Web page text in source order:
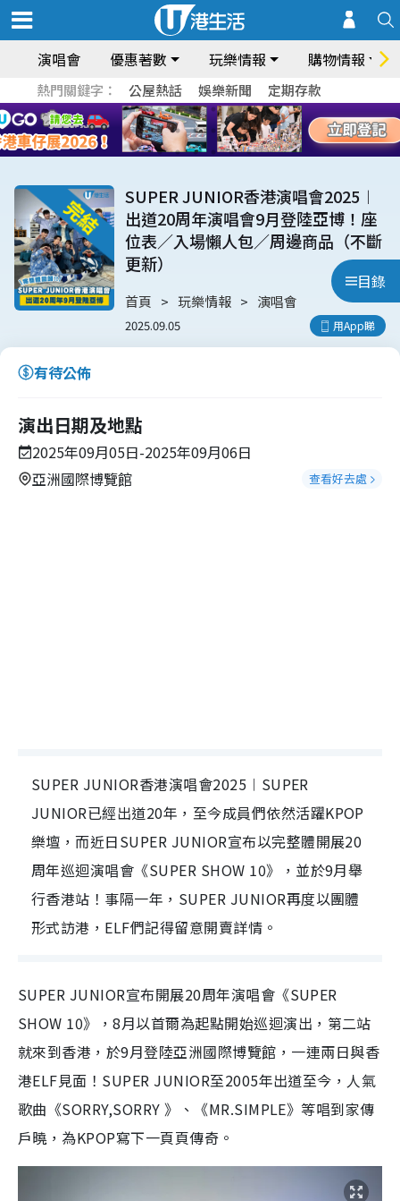
演唱會 優惠著數 玩樂情報 購物情報
熱門關鍵字： 公屋熱話 娛樂新聞 定期存款
目錄
SUPER JUNIOR香港演唱會2025︱
出道20周年演唱會9月登陸亞博！座
位表／入場懶人包／周邊商品（不斷
更新）
首頁 玩樂情報 演唱會
2025.09.05 用App睇
有待公佈
演出日期及地點
2025年09月05日-2025年09月06日
亞洲國際博覽館
查看好去處
SUPER JUNIOR香港演唱會2025︱SUPER
JUNIOR已經出道20年，至今成員們依然活躍KPOP
樂壇，而近日SUPER JUNIOR宣布以完整體開展20
周年巡迴演唱會《SUPER SHOW 10》，並於9月舉
行香港站！事隔一年，SUPER JUNIOR再度以團體
形式訪港，ELF們記得留意開賣詳情。
SUPER JUNIOR宣布開展20周年演唱會《SUPER
SHOW 10》，8月以首爾為起點開始巡迴演出，第二站
就來到香港，於9月登陸亞洲國際博覽館，一連兩日與香
港ELF見面！SUPER JUNIOR至2005年出道至今，人氣
歌曲《SORRY,SORRY 》、《MR.SIMPLE》等唱到家傳
戶曉，為KPOP寫下一頁頁傳奇。